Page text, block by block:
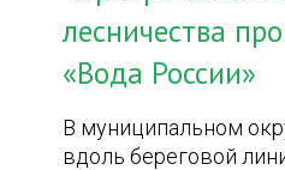
лесничества
«Вода России»
В муниципальном
вдоль береговой